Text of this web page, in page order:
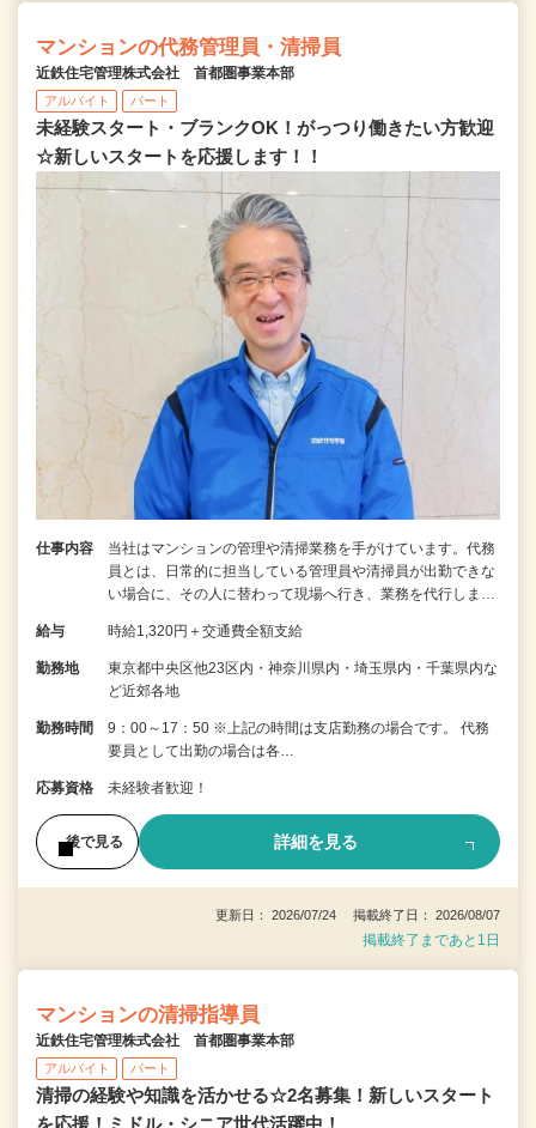
マンションの代務管理員・清掃員
近鉄住宅管理株式会社 首都圏事業本部
アルバイト パート
未経験スタート・ブランクOK！がっつり働きたい方歓迎
☆新しいスタートを応援します！！
仕事内容
当社はマンションの管理や清掃業務を手がけています。代務
員とは、日常的に担当している管理員や清掃員が出勤できな
い場合に、その人に替わって現場へ行き、業務を代行しま…
給与 時給1,320円＋交通費全額支給
勤務地
東京都中央区他23区内・神奈川県内・埼玉県内・千葉県内な
ど近郊各地
勤務時間
9：00～17：50 ※上記の時間は支店勤務の場合です。 代務
要員として出勤の場合は各…
応募資格 未経験者歓迎！
後で見る 詳細を見る
更新日： 2026/07/24 掲載終了日： 2026/08/07
掲載終了まであと1日
マンションの清掃指導員
近鉄住宅管理株式会社 首都圏事業本部
アルバイト パート
清掃の経験や知識を活かせる☆2名募集！新しいスタート
を応援！ミドル・シニア世代活躍中！